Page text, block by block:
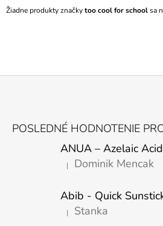
Žiadne produkty značkytoo cool for schoolsa
Á
?
POSLEDNÉ HODNOTENIE
Hodnotenie produktu je 5 z 5
| Dominik Mencak
Hodnotenie produktu je 5 z 5
| Stanka